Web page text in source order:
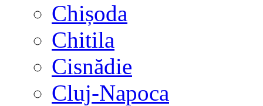
Chișoda
Chitila
Cisnădie
Cluj-Napoca